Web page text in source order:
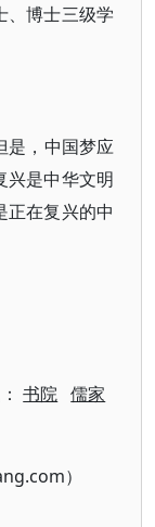
、博士三级学
是，中国梦应
兴是中华文明
正在复兴的中
书院 儒家
）